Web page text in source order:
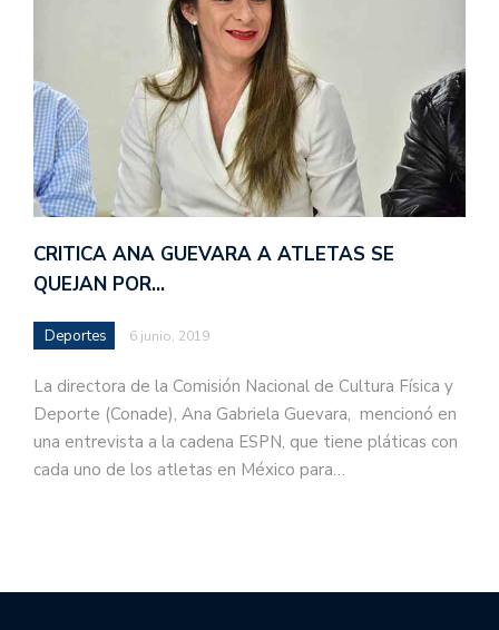
CRITICA ANA GUEVARA A ATLETAS SE
QUEJAN POR…
Deportes 6 junio, 2019
La directora de la Comisión Nacional de Cultura Física y
Deporte (Conade), Ana Gabriela Guevara, mencionó en
una entrevista a la cadena ESPN, que tiene pláticas con
cada uno de los atletas en México para…